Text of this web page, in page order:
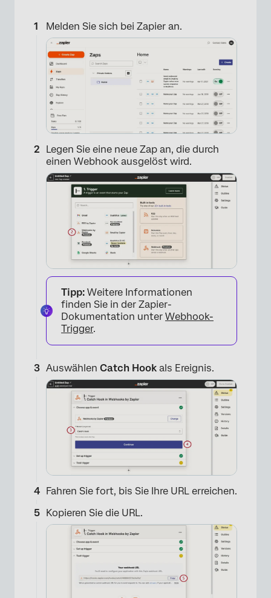
Melden Sie sich bei Zapier an.
×
Legen Sie eine neue Zap an, die durch
einen Webhook ausgelöst wird.
Tipp: Weitere Informationen
finden Sie in der Zapier-
Dokumentation unter Webhook-
Trigger.
Auswählen Catch Hook als Ereignis.
Fahren Sie fort, bis Sie Ihre URL erreichen.
Kopieren Sie die URL.